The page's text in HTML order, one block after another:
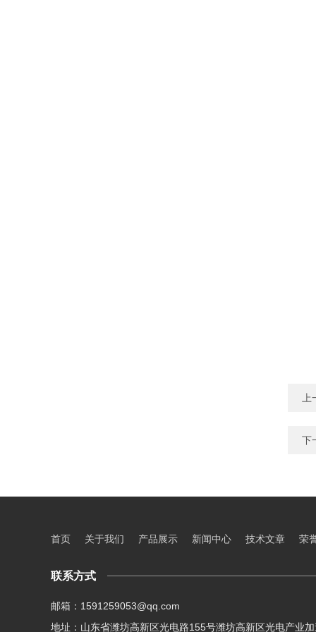
下
首页 关于我们 产品展示 新闻中心 技术文章 荣
联系方式
邮箱：1591259053@qq.com
地址：山东省潍坊高新区光电路155号潍坊高新区光电产业